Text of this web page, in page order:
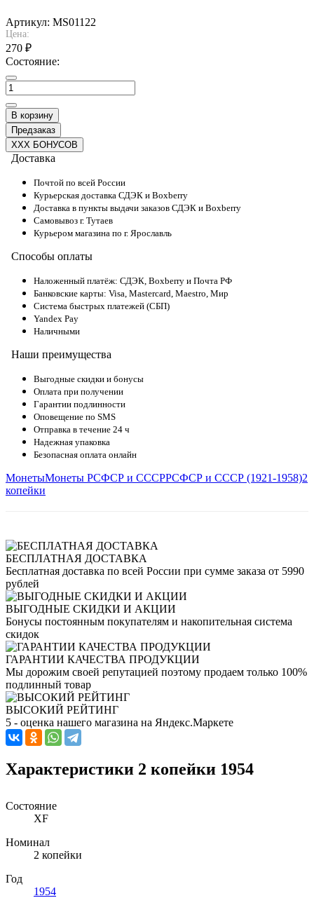
Артикул: MS01122
Цена:
270 ₽
Состояние:
В корзину
Предзаказ
XXX БОНУСОВ
Доставка
Почтой по всей России
Курьерская доставка СДЭК и Boxberry
Доставка в пункты выдачи заказов СДЭК и Boxberry
Самовывоз г. Тутаев
Курьером магазина по г. Ярославль
Способы оплаты
Наложенный платёж: СДЭК, Boxberry и Почта РФ
Банковские карты: Visa, Mastercard, Maestro, Мир
Система быстрых платежей (СБП)
Yandex Pay
Наличными
Наши преимущества
Выгодные скидки и бонусы
Оплата при получении
Гарантии подлинности
Оповещение по SMS
Отправка в течение 24 ч
Надежная упаковка
Безопасная оплата онлайн
МонетыМонеты РСФСР и СССРРСФСР и СССР (1921-1958)2
копейки
БЕСПЛАТНАЯ ДОСТАВКА
Бесплатная доставка по всей России при сумме заказа от 5990
рублей
ВЫГОДНЫЕ СКИДКИ И АКЦИИ
Бонусы постоянным покупателям и накопительная система
скидок
ГАРАНТИИ КАЧЕСТВА ПРОДУКЦИИ
Мы дорожим своей репутацией поэтому продаем только 100%
подлинный товар
ВЫСОКИЙ РЕЙТИНГ
5 - оценка нашего магазина на Яндекс.Маркете
Характеристики 2 копейки 1954
Состояние
XF
Номинал
2 копейки
Год
1954